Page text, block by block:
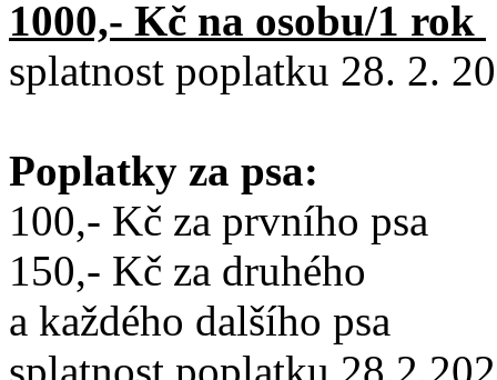
1000,- Kč na osobu/1 rok
splatnost poplatku 28. 2.
Poplatky za psa:
100,- Kč za prvního psa
150,- Kč za druhého
a každého dalšího psa